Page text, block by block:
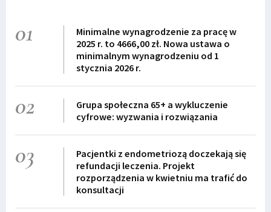
01
Minimalne wynagrodzenie za pracę w
2025 r. to 4666,00 zł. Nowa ustawa o
minimalnym wynagrodzeniu od 1
stycznia 2026 r.
02
Grupa społeczna 65+ a wykluczenie
cyfrowe: wyzwania i rozwiązania
03
Pacjentki z endometriozą doczekają się
refundacji leczenia. Projekt
rozporządzenia w kwietniu ma trafić do
konsultacji